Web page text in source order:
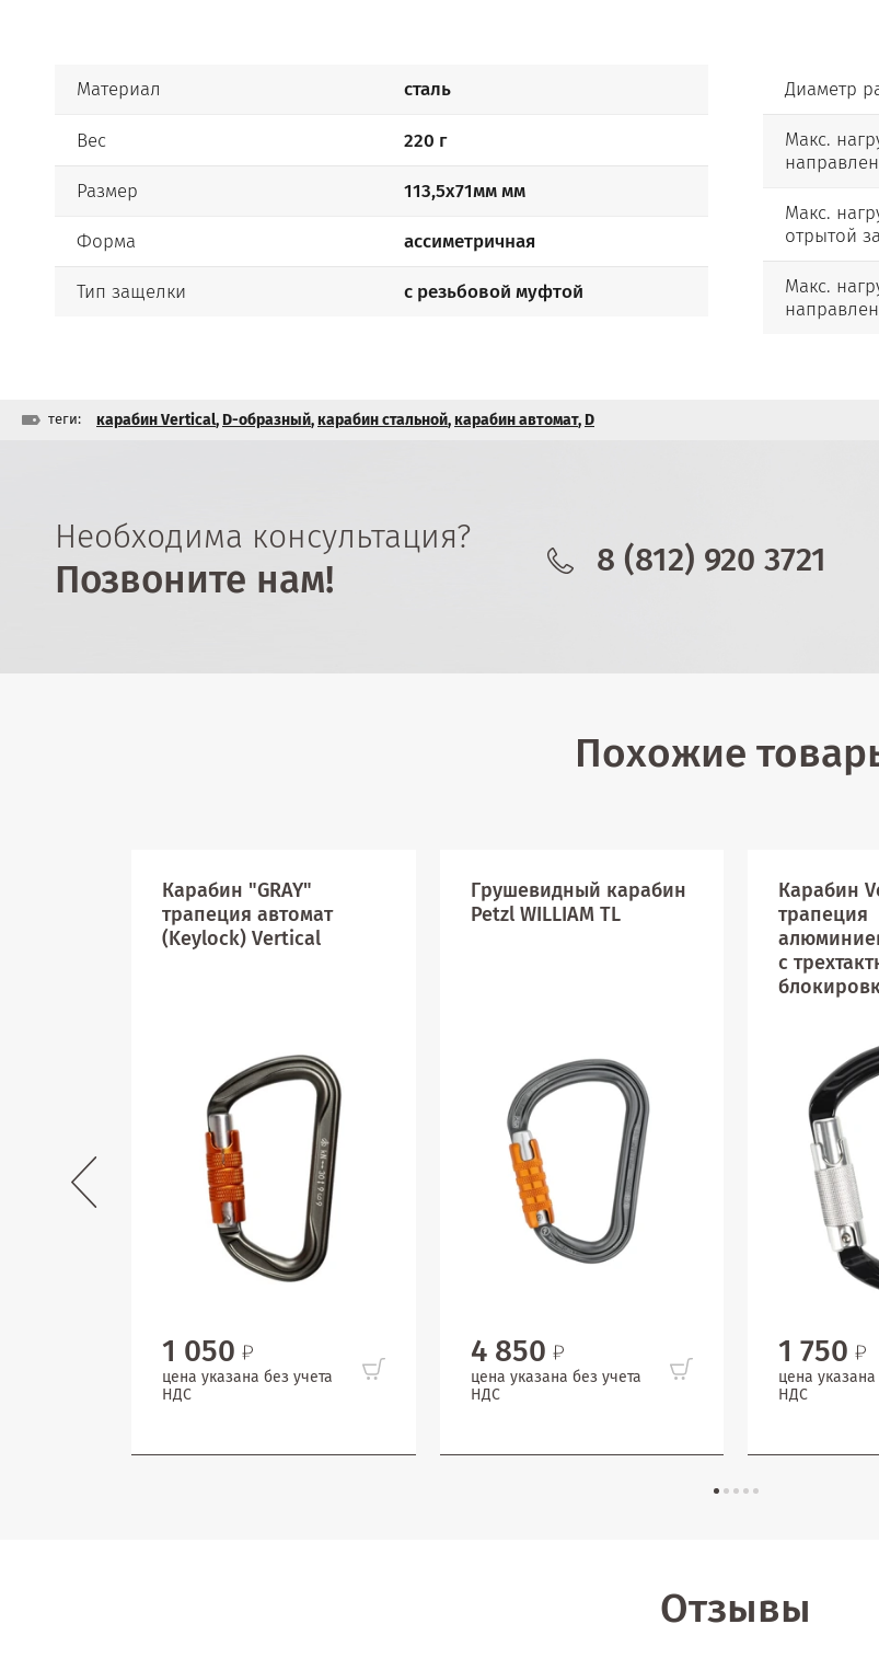
Материал сталь
Вес 220 г
Размер 113,5х71мм мм
Форма ассиметричная
Тип защелки с резьбовой муфтой
Диаметр
Макс.
Макс.
отрытой
Макс.
теги: карабин Vertical, D-образный,карабин стальной,карабин автомат, D
Необходима консультация?
Позвоните нам! 8 (812) 920 3721
Похожие
Карабин "GRAY"
трапеция автомат
(Keylock) Vertical
1 050
цена указана без учета
НДС
Грушевидный карабин
Petzl WILLIAM TL
4 850
цена указана без учета
НДС
Карабин
трапеция
с
1 750
цена указана
НДС
Отзывы